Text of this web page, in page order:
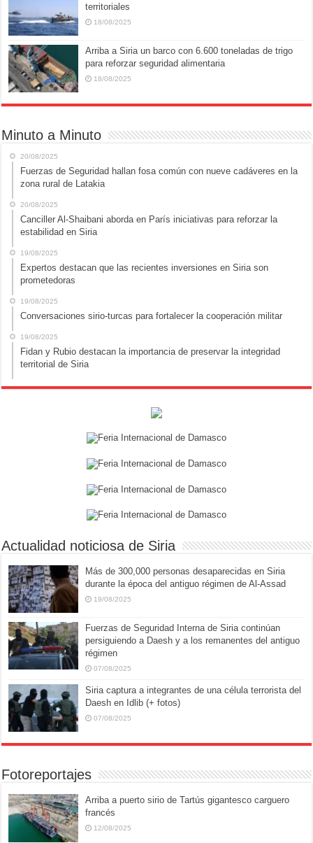
territoriales
18/08/2025
Arriba a Siria un barco con 6.600 toneladas de trigo
para reforzar seguridad alimentaria
18/08/2025
Minuto a Minuto
20/08/2025
Fuerzas de Seguridad hallan fosa común con nueve cadáveres en la
zona rural de Latakia
20/08/2025
Canciller Al-Shaibani aborda en París iniciativas para reforzar la
estabilidad en Siria
19/08/2025
Expertos destacan que las recientes inversiones en Siria son
prometedoras
19/08/2025
Conversaciones sirio-turcas para fortalecer la cooperación militar
19/08/2025
Fidan y Rubio destacan la importancia de preservar la integridad
territorial de Siria
Actualidad noticiosa de Siria
Más de 300,000 personas desaparecidas en Siria
durante la época del antiguo régimen de Al-Assad
19/08/2025
Fuerzas de Seguridad Interna de Siria continúan
persiguiendo a Daesh y a los remanentes del antiguo
régimen
07/08/2025
Siria captura a integrantes de una célula terrorista del
Daesh en Idlib (+ fotos)
07/08/2025
Fotoreportajes
Arriba a puerto sirio de Tartús gigantesco carguero
francés
12/08/2025